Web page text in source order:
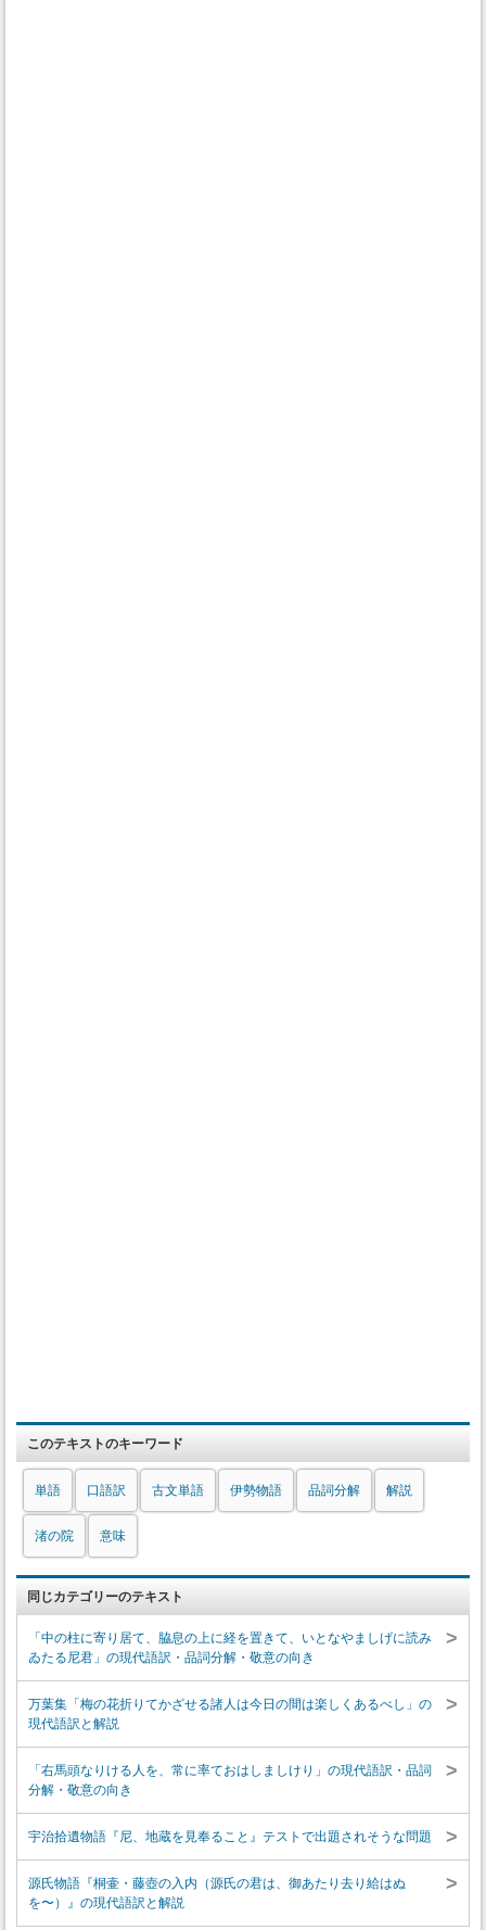
このテキストのキーワード
単語 口語訳 古文単語 伊勢物語 品詞分解 解説
渚の院 意味
同じカテゴリーのテキスト
「中の柱に寄り居て、脇息の上に経を置きて、いとなやましげに読み
ゐたる尼君」の現代語訳・品詞分解・敬意の向き
>
万葉集「梅の花折りてかざせる諸人は今日の間は楽しくあるべし」の
現代語訳と解説
>
「右馬頭なりける人を、常に率ておはしましけり」の現代語訳・品詞
分解・敬意の向き
>
宇治拾遺物語『尼、地蔵を見奉ること』テストで出題されそうな問題 >
源氏物語『桐壷・藤壺の入内（源氏の君は、御あたり去り給はぬ
を〜）』の現代語訳と解説
>